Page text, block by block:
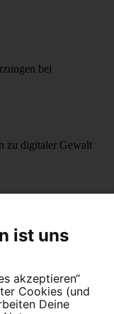
bei
zu digitaler Gewalt
Dich 4,5
ist uns
akzeptieren“
Cookies (und
Deine